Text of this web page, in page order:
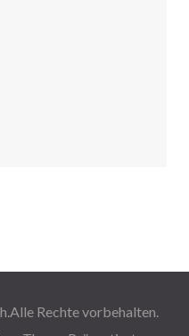
.Alle Rechte vorbehalten.